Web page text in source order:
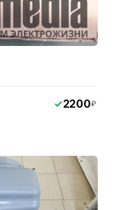
2200₽